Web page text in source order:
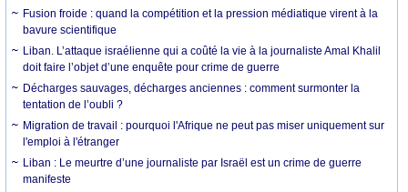
Fusion froide : quand la compétition et la pression médiatique virent à la
bavure scientifique
Liban. L’attaque israélienne qui a coûté la vie à la journaliste Amal Khalil
doit faire l’objet d’une enquête pour crime de guerre
Décharges sauvages, décharges anciennes : comment surmonter la
tentation de l’oubli ?
Migration de travail : pourquoi l'Afrique ne peut pas miser uniquement sur
l'emploi à l'étranger
Liban : Le meurtre d’une journaliste par Israël est un crime de guerre
manifeste